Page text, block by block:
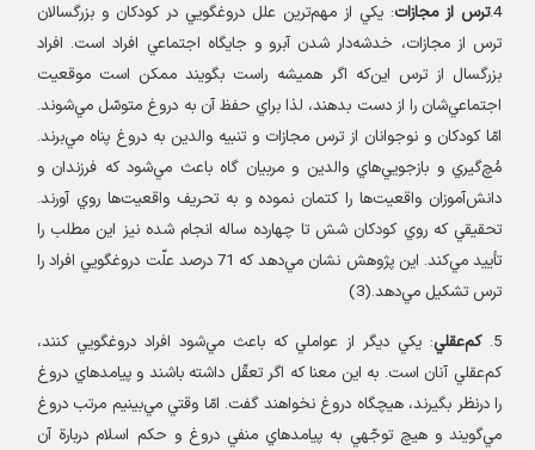
ترس از مجازات:يكي از مهم‌ترين علل دروغگويي در كودكان و بزرگسالان
ترس از مجازات، خدشه‌دار شدن آبرو و جايگاه اجتماعي افراد است. افراد
بزرگسال از ترس اين‌كه اگر هميشه راست بگويند ممكن است موقعيت
اجتماعي‌شان را از دست بدهند، لذا براي حفظ آن به دروغ متوسّل مي‌شوند.
امّا كودكان و نوجوانان از ترس مجازات و تنبيه والدين به دروغ پناه مي‌برند.
مُچ‌گيري و بازجويي‌هاي والدين و مربيان گاه باعث مي‌شود كه فرزندان و
دانش‌آموزان واقعيت‌ها را كتمان نموده و به تحريف واقعيت‌ها روي آورند.
تحقيقي كه روي كودكان شش تا چهارده ساله انجام شده نيز اين مطلب را
تأييد مي‌كند. اين پژوهش نشان مي‌دهد كه 71 درصد علّت دروغگويي افراد را
ترس تشكيل مي‌دهد.(3 )
كم‌عقلي:يكي ديگر از عواملي كه باعث مي‌شود افراد دروغگويي كنند،
كم‌عقلي آنان است. به اين معنا كه اگر تعقّل داشته باشند و پيامدهاي دروغ
را درنظر بگيرند، هيچگاه دروغ نخواهند گفت. امّا وقتي مي‌بينيم مرتب دروغ
مي‌گويند و هيچ توجّهي به پيامدهاي منفي دروغ و حكم اسلام دربارة آن